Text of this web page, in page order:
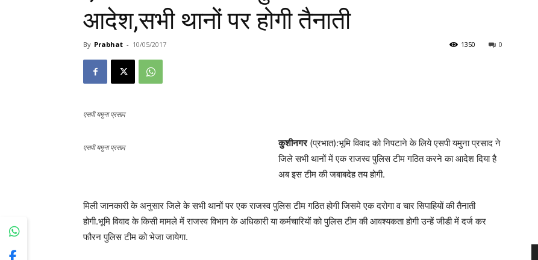
आदेश,सभी थानों पर होगी तैनाती
By Prabhat - 10/05/2017 0
1350
एसपी यमुना प्रसाद
एसपी यमुना प्रसाद कुशीनगर(प्रभात):भूमि विवाद को निपटाने के लिये एसपी यमुना प्रसाद ने
जिले सभी थानों में एक राजस्व पुलिस टीम गठित करने का आदेश दिया है
अब इस टीम की जबाबदेह तय होगी.
मिली जानकारी के अनुसार जिले के सभी थानों पर एक राजस्व पुलिस टीम गठित होगी जिसमे एक दरोगा व चार सिपाहियों की तैनाती
होगी.भूमि विवाद के किसी मामले में राजस्व विभाग के अधिकारी या कर्मचारियों को पुलिस टीम की आवश्यकता होगी उन्हें जीडी में दर्ज कर
फौरन पुलिस टीम को भेजा जायेगा.